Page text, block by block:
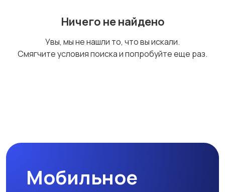
фаркопы
Ничего не найдено
Увы, мы не нашли то, что вы искали.
Смягчите условия поиска и попробуйте еще раз.
Мобильное